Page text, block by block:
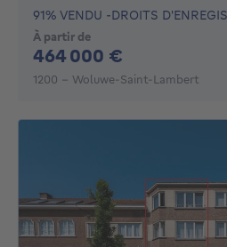
À partir de
464 000 €
1200 - Woluwe-Saint-Lambert